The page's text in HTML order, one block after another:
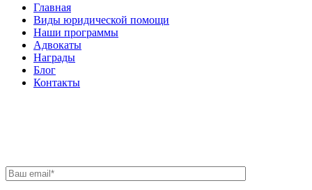
Главная
Виды юридической помощи
Наши программы
Адвокаты
Награды
Блог
Контакты